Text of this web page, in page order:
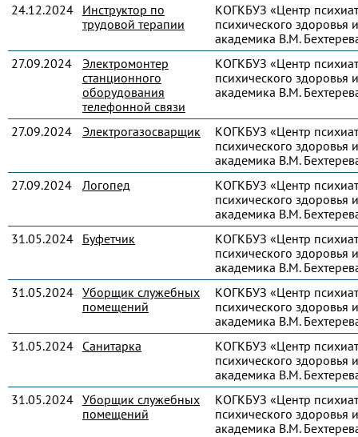
24.12.2024 Инструктор по
трудовой терапии
КОГКБУЗ «Центр
психического здоровья
академика В.М.
27.09.2024
Электромонтер
станционного
оборудования
телефонной связи
КОГКБУЗ «Центр
психического здоровья
академика В.М.
27.09.2024 Электрогазосварщик
КОГКБУЗ «Центр
психического здоровья
академика В.М.
27.09.2024
Логопед
КОГКБУЗ «Центр
психического здоровья
академика В.М.
31.05.2024 Буфетчик
КОГКБУЗ «Центр
психического здоровья
академика В.М.
31.05.2024 Уборщик служебных
помещений
КОГКБУЗ «Центр
психического здоровья
академика В.М.
31.05.2024 Санитарка
КОГКБУЗ «Центр
психического здоровья
академика В.М.
31.05.2024 Уборщик служебных
помещений
КОГКБУЗ «Центр
психического здоровья
академика В.М.